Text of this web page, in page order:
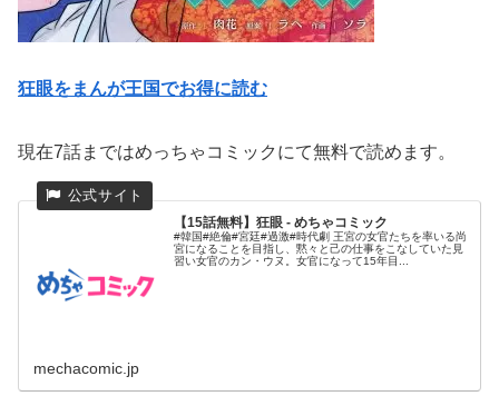
狂眼をまんが王国でお得に読む
現在7話まではめっちゃコミックにて無料で読めます。
【15話無料】狂眼 - めちゃコミック
#韓国#絶倫#宮廷#過激#時代劇 王宮の女官たちを率いる尚
宮になることを目指し、黙々と己の仕事をこなしていた見
習い女官のカン・ウヌ。女官になって15年目...
mechacomic.jp